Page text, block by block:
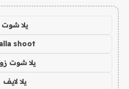
يلا شوت
shoot
يلا شوت
يلا لايف